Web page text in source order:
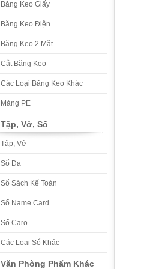
Băng Keo Giấy
Băng Keo Điện
Băng Keo 2 Mặt
Cắt Băng Keo
Các Loại Băng Keo Khác
Màng PE
Tập, Vở, Sổ
Tập, Vở
Sổ Da
Sổ Sách Kế Toán
Sổ Name Card
Sổ Caro
Các Loại Sổ Khác
Văn Phòng Phẩm Khác